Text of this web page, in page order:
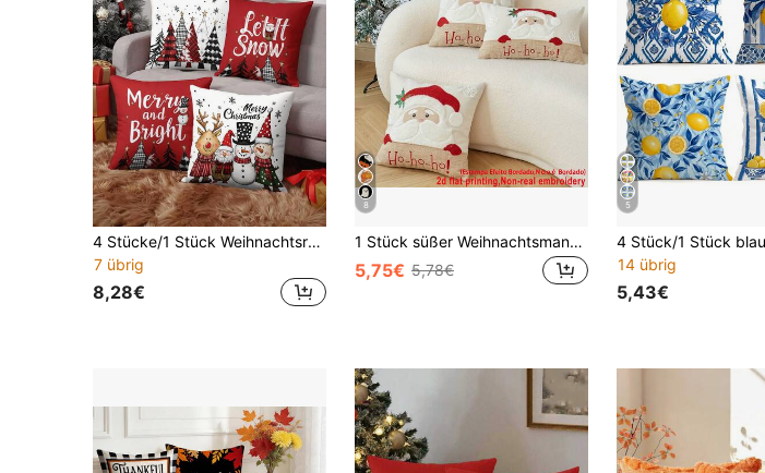
4 Stücke/1 Stück Weihnachtsrote Kissenbezüge "Let It Snow" "Merry And Bright" "Merry Christmas" Rentier, Schneemann, Weihnachtsmann und Vogelscheuche Muster Kissenbezüge, 18x18 Zoll | Reißverschluss | Geeignet für Wohnzimmer, Raumdekoration, Sofa und Schlafzimmer (Kissenfüllung nicht enthalten) Perfekt für Weihnachtsdekoration, Weihnachtsparty Heimdekoration.
7 übrig
8,28€
8
1 Stück süßer Weihnachtsmann Kissenbezug, (Kissenmuster ist flach Muster, nicht Stickerei oder beflocktet), kurz beflockter einseitig bedruckter Kissenbezug, Weihnachtsdekoration für Zuhause, flauschiges Winterdesign, Reißverschlussschluss, Kisseneinsatz nicht enthalten, geeignet für Feiertagsparty, Schlafzimmer, Wohnzimmer, Bürodekoration, Sofa Zuhause, Bettdekoration
5,75€ 5,78€
5
14 übrig
5,43€